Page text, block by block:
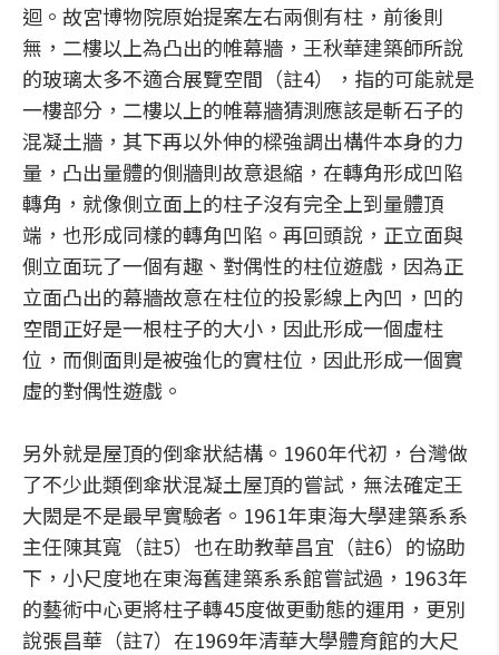
迴。故宮博物院原始提案左右兩側有柱，前後則
無，二樓以上為凸出的帷幕牆，王秋華建築師所說
的玻璃太多不適合展覽空間（註4），指的可能就是
一樓部分，二樓以上的帷幕牆猜測應該是斬石子的
混凝土牆，其下再以外伸的樑強調出構件本身的力
量，凸出量體的側牆則故意退縮，在轉角形成凹陷
轉角，就像側立面上的柱子沒有完全上到量體頂
端，也形成同樣的轉角凹陷。再回頭說，正立面與
側立面玩了一個有趣、對偶性的柱位遊戲，因為正
立面凸出的幕牆故意在柱位的投影線上內凹，凹的
空間正好是一根柱子的大小，因此形成一個虛柱
位，而側面則是被強化的實柱位，因此形成一個實
虛的對偶性遊戲。
另外就是屋頂的倒傘狀結構。1960年代初，台灣做
了不少此類倒傘狀混凝土屋頂的嘗試，無法確定王
大閎是不是最早實驗者。1961年東海大學建築系系
主任陳其寬（註5）也在助教華昌宜（註6）的協助
下，小尺度地在東海舊建築系系館嘗試過，1963年
的藝術中心更將柱子轉45度做更動態的運用，更別
說張昌華（註7）在1969年清華大學體育館的大尺